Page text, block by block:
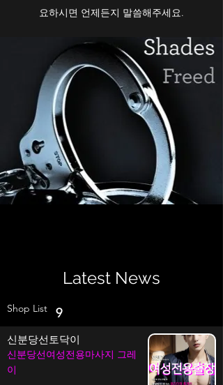
요하시면 언제든지 말씀해주세요.
Latest News
Shop List 9
신분당선토닥이
신분당선여성전용마사지 그레
이